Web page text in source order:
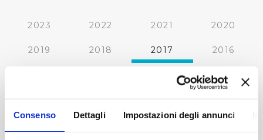
Consenso Dettagli Impostazioni degli annunci
2023 2022 2021 2020
2019 2018 2017 2016
2012
2011 2010 2009 2008